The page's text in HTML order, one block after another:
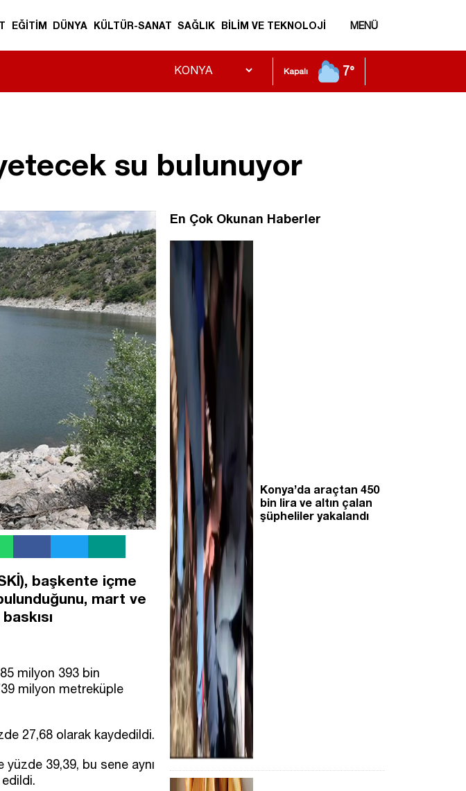
EĞİTİM DÜNYA KÜLTÜR-SANAT SAĞLIK BİLİM VE TEKNOLOJİ MENÜ
Kapalı 7°
su bulunuyor
başkente içme
mart ve
milyon 393 bin
milyon metreküple
27,68 olarak kaydedildi.
39,39, bu sene aynı
En Çok Okunan Haberler
Konya’da araçtan 450
bin lira ve altın çalan
şüpheliler yakalandı